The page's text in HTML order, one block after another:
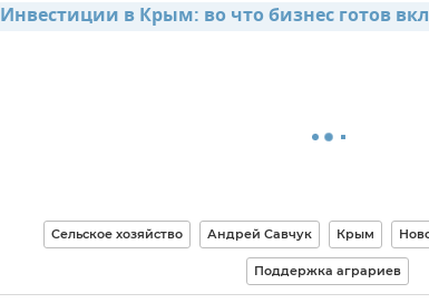
Инвестиции в Крым: во что бизнес готов
Сельское хозяйство Андрей Савчук Крым
Поддержка аграриев